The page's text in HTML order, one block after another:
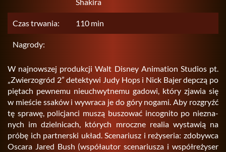
Czas trwania: 110 min
Nagrody:
W naj­now­szej pro­duk­cji Walt Di­sney Ani­ma­tion Stu­dios pt.
„Zwie­rzo­gród 2” de­tek­ty­wi Judy Hops i Nick Bajer dep­czą po
pię­tach pew­ne­mu nie­uchwyt­ne­mu ga­do­wi, który zja­wia się
w mie­ście ssa­ków i wy­wra­ca je do góry no­ga­mi. Aby roz­gryźć
tę spra­wę, po­li­cjan­ci muszą bu­szo­wać in­co­gni­to po nie­zna­
nych im dziel­ni­cach, któ­rych mrocz­ne re­alia wy­sta­wią na
próbę ich part­ner­ski układ. Sce­na­riusz i re­ży­se­ria: zdo­byw­ca
Osca­ra Jared Bush (współ­au­tor sce­na­riu­sza i współ­re­ży­ser